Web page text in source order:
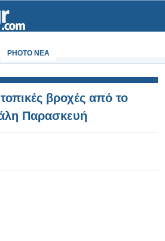
PHOTO NEA
βροχές από το
Παρασκευή